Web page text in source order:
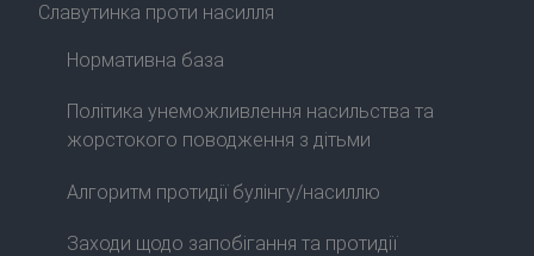
Славутинка проти насилля
Нормативна база
Політика унеможливлення насильства та
жорстокого поводження з дітьми
Алгоритм протидії булінгу/насиллю
Заходи щодо запобігання та протидії